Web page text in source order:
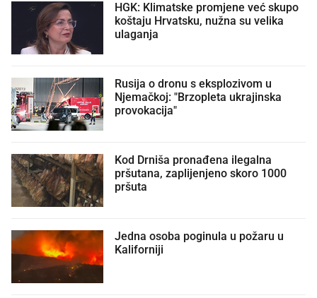
HGK: Klimatske promjene već skupo
koštaju Hrvatsku, nužna su velika
ulaganja
Rusija o dronu s eksplozivom u
Njemačkoj: "Brzopleta ukrajinska
provokacija"
Kod Drniša pronađena ilegalna
pršutana, zaplijenjeno skoro 1000
pršuta
Jedna osoba poginula u požaru u
Kaliforniji